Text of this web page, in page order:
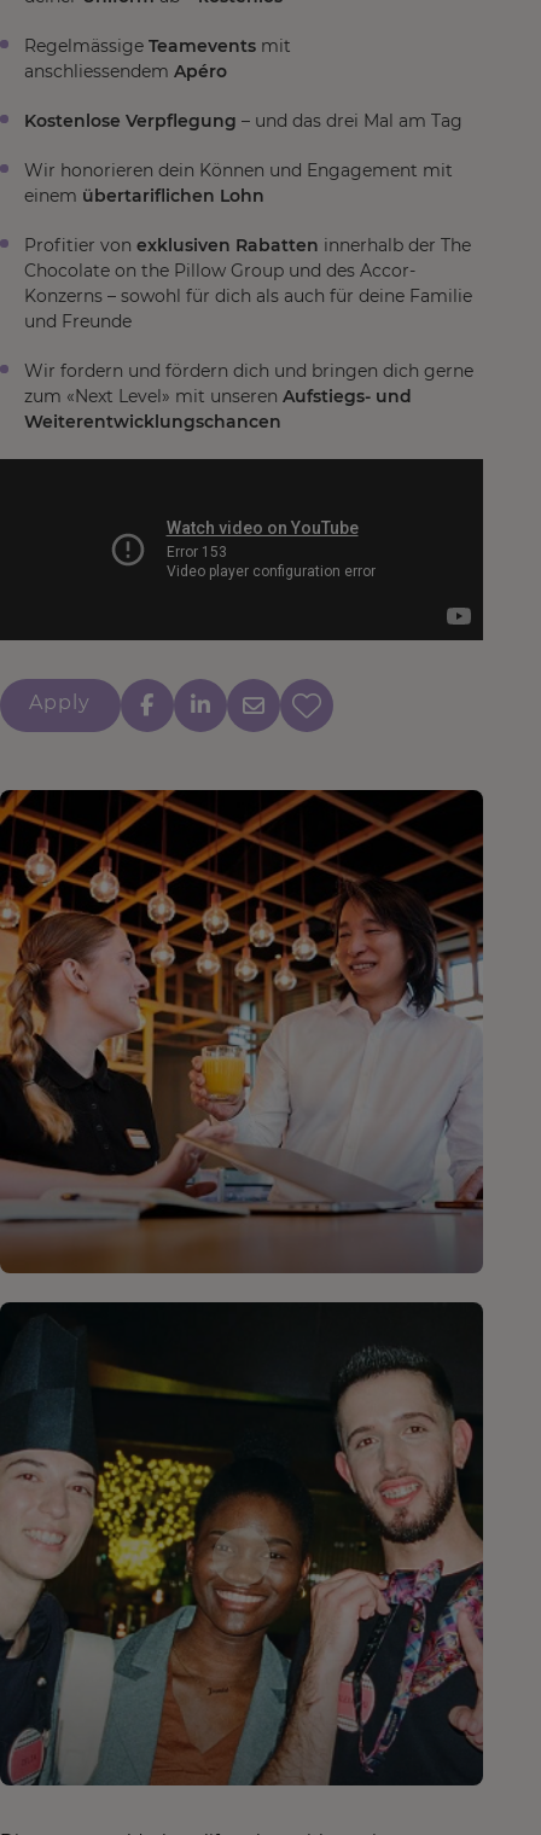
Regelmässige Teamevents mit
anschliessendem Apéro
Kostenlose Verpflegung – und das drei Mal am Tag
Wir honorieren dein Können und Engagement mit
einem übertariflichen Lohn
Profitier von exklusiven Rabatten innerhalb der The
Chocolate on the Pillow Group und des Accor-
Konzerns – sowohl für dich als auch für deine Familie
und Freunde
Wir fordern und fördern dich und bringen dich gerne
zum «Next Level» mit unseren Aufstiegs- und
Weiterentwicklungschancen
Apply